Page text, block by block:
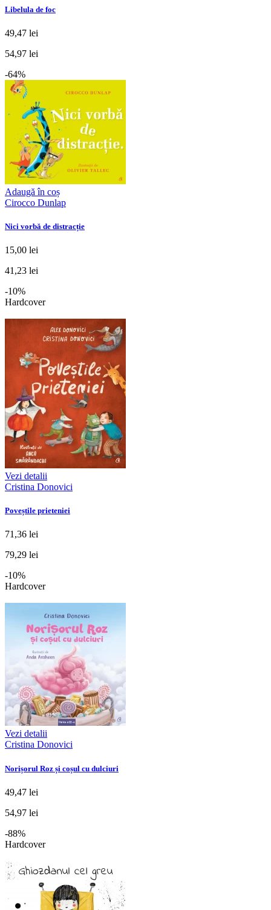
Libelula de foc
49,47 lei
54,97 lei
-64%
Adaugă în coș
Cirocco Dunlap
Nici vorbă de distracție
15,00 lei
41,23 lei
-10%
Hardcover
Vezi detalii
Cristina Donovici
Poveștile prieteniei
71,36 lei
79,29 lei
-10%
Hardcover
Vezi detalii
Cristina Donovici
Norișorul Roz și coșul cu dulciuri
49,47 lei
54,97 lei
-88%
Hardcover